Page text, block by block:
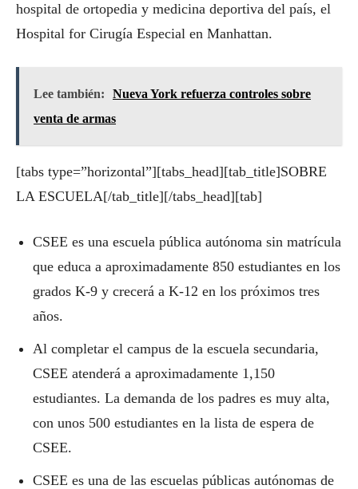
hospital de ortopedia y medicina deportiva del país, el
Hospital for Cirugía Especial en Manhattan.
Lee también:
Nueva York refuerza controles sobre
venta de armas
[tabs type=”horizontal”][tabs_head][tab_title]SOBRE
LA ESCUELA[/tab_title][/tabs_head][tab]
CSEE es una escuela pública autónoma sin matrícula
que educa a aproximadamente 850 estudiantes en los
grados K-9 y crecerá a K-12 en los próximos tres
años.
Al completar el campus de la escuela secundaria,
CSEE atenderá a aproximadamente 1,150
estudiantes. La demanda de los padres es muy alta,
con unos 500 estudiantes en la lista de espera de
CSEE.
CSEE es una de las escuelas públicas autónomas de